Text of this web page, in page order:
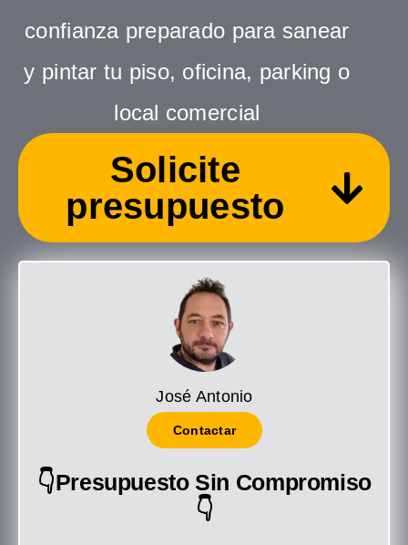
confianza preparado para sanear
y pintar tu piso, oficina, parking o
local comercial
Solicite
presupuesto
José Antonio
Contactar
👇Presupuesto Sin Compromiso
👇